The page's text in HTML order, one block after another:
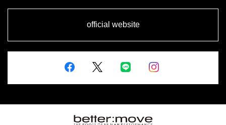
official website